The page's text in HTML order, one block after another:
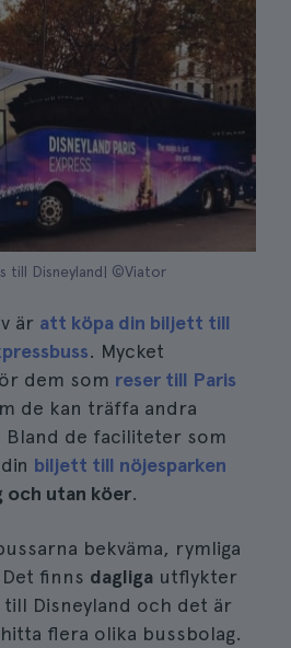
till Disneyland| ©Viator
är att köpa din biljett till
. Mycket
dem som reser till Paris
de kan träffa andra
Bland de faciliteter som
biljett till nöjesparken
och utan köer.
bekväma, rymliga
finns dagliga utflykter
Disneyland och det är
flera olika bussbolag.